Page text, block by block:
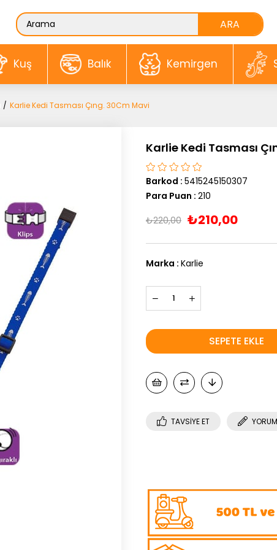
Kuş Balık Kemirgen
Karlie Kedi Tasması Çıng. 30Cm Mavi
Karlie Kedi Tasması
Barkod : 5415245150307
Para Puan : 210
₺220,00 ₺210,00
Marka : Karlie
TAVSIYE ET